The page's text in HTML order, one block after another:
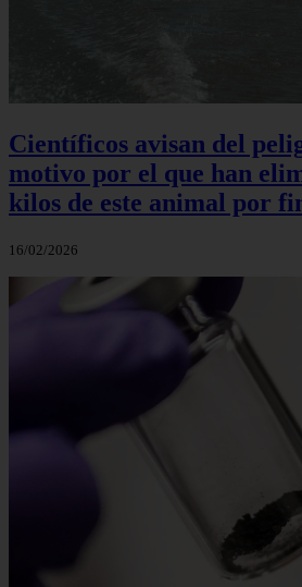
Científicos avisan del
motivo por el que han
kilos de este animal por
16/02/2026